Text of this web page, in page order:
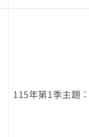
115年第1季主題